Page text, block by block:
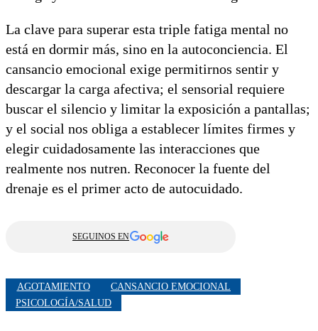
La clave para superar esta triple fatiga mental no
está en dormir más, sino en la autoconciencia. El
cansancio emocional exige permitirnos sentir y
descargar la carga afectiva; el sensorial requiere
buscar el silencio y limitar la exposición a pantallas;
y el social nos obliga a establecer límites firmes y
elegir cuidadosamente las interacciones que
realmente nos nutren. Reconocer la fuente del
drenaje es el primer acto de autocuidado.
SEGUINOS EN
AGOTAMIENTO
CANSANCIO EMOCIONAL
PSICOLOGÍA/SALUD